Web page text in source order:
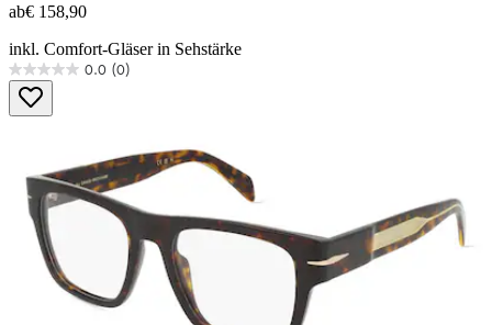
ab€ 158,90
inkl. Comfort-Gläser in Sehstärke
0.0 (0)
0.0
von
5